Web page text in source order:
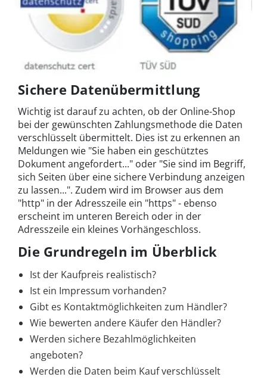
Sichere Datenübermittlung
Wichtig ist darauf zu achten, ob der Online-Shop
bei der gewünschten Zahlungsmethode die Daten
verschlüsselt übermittelt. Dies ist zu erkennen an
Meldungen wie "Sie haben ein geschütztes
Dokument angefordert..." oder "Sie sind im Begriff,
sich Seiten über eine sichere Verbindung anzeigen
zu lassen...". Zudem wird im Browser aus dem
"http" in der Adresszeile ein "https" - ebenso
erscheint im unteren Bereich oder in der
Adresszeile ein kleines Vorhängeschloss.
Die Grundregeln im Überblick
Ist der Kaufpreis realistisch?
Ist ein Impressum vorhanden?
Gibt es Kontaktmöglichkeiten zum Händler?
Wie bewerten andere Käufer den Händler?
Werden sichere Bezahlmöglichkeiten
angeboten?
Werden die Daten beim Kauf verschlüsselt